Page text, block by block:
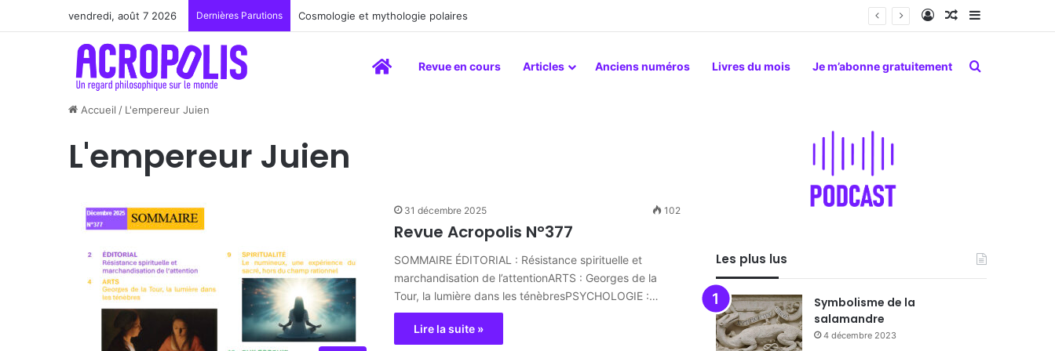
vendredi, août 7 2026 Dernières Parutions Cosmologie et mythologie polaires Connexion
Article Aléatoire
Sidebar
AccueilRevue en cours Articles Anciens numéros Livres du mois Je m’abonne gratuitement Rechercher
Accueil / L'empereur Juien
L'empereur Juien
31 décembre 2025 102
Revue Acropolis N°377
SOMMAIRE ÉDITORIAL : Résistance spirituelle et
marchandisation de l’attentionARTS : Georges de la
Tour, la lumière dans les ténèbresPSYCHOLOGIE :…
Lire la suite »
Les plus lus
Symbolisme de la
salamandre
4 décembre 2023